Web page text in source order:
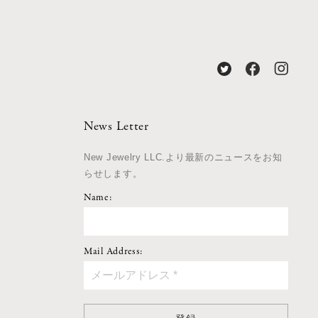
News Letter
New Jewelry LLC.より最新のニュースをお知
らせします。
Name:
Mail Address: